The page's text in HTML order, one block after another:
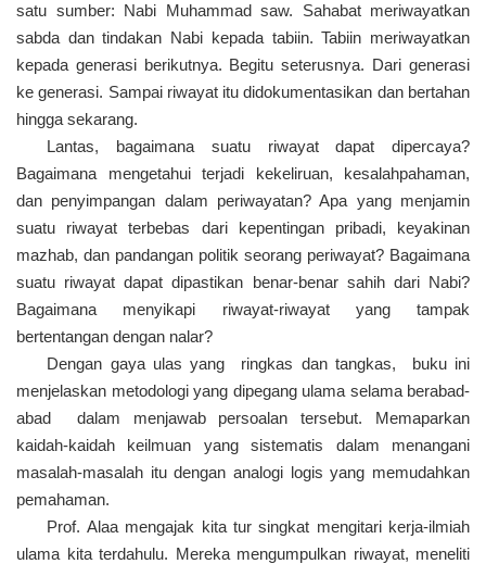
satu sumber: Nabi Muhammad saw. Sahabat meriwayatkan
sabda dan tindakan Nabi kepada tabiin. Tabiin meriwayatkan
kepada generasi berikutnya. Begitu seterusnya. Dari generasi
ke generasi. Sampai riwayat itu didokumentasikan dan bertahan
hingga sekarang.
Lantas, bagaimana suatu riwayat dapat dipercaya?
Bagaimana mengetahui terjadi kekeliruan, kesalahpahaman,
dan penyimpangan dalam periwayatan? Apa yang menjamin
suatu riwayat terbebas dari kepentingan pribadi, keyakinan
mazhab, dan pandangan politik seorang periwayat? Bagaimana
suatu riwayat dapat dipastikan benar-benar sahih dari Nabi?
Bagaimana menyikapi riwayat-riwayat yang tampak
bertentangan dengan nalar?
Dengan gaya ulas yang ringkas dan tangkas, buku ini
men­jelaskan metodologi yang dipegang ulama selama berabad-
abad dalam menjawab persoalan tersebut. Memaparkan
kaidah-kaidah keilmuan yang sistematis dalam menangani
masalah-masalah itu dengan analogi logis yang memudahkan
pemahaman.
Prof. Alaa mengajak kita tur singkat mengitari kerja-ilmiah
ulama kita terdahulu. Mereka mengumpulkan riwayat, meneliti